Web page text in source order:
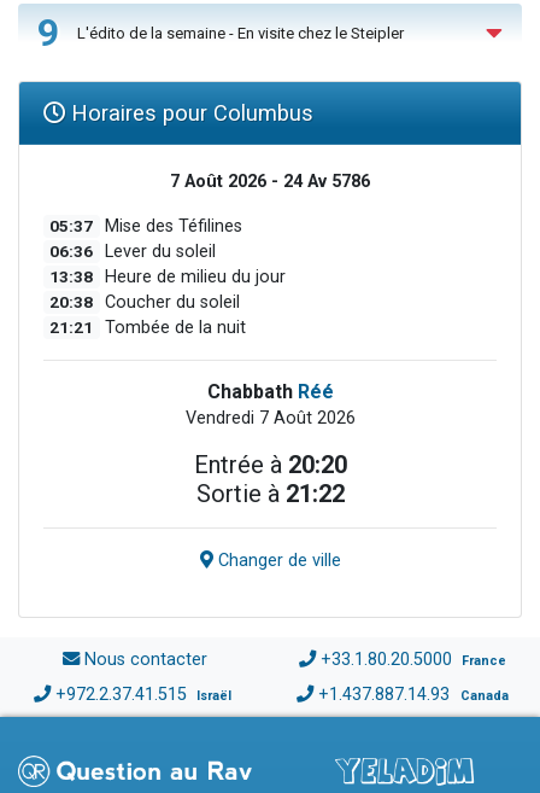
9 L'édito de la semaine - En visite chez le Steipler
Horaires pour Columbus
7 Août 2026 - 24 Av 5786
05:37 Mise des Téfilines
06:36 Lever du soleil
13:38 Heure de milieu du jour
20:38 Coucher du soleil
21:21 Tombée de la nuit
Chabbath Réé
Vendredi 7 Août 2026
Entrée à 20:20
Sortie à 21:22
Changer de ville
Nous contacter +33.1.80.20.5000 France
+972.2.37.41.515 Israël +1.437.887.14.93 Canada